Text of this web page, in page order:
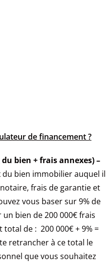
de financement ?
bien + frais annexes) –
du bien immobilier auquel il
frais de garantie et
vous baser sur 9% de
bien de 200 000€ frais
total de : 200 000€ + 9% =
retrancher à ce total le
que vous souhaitez